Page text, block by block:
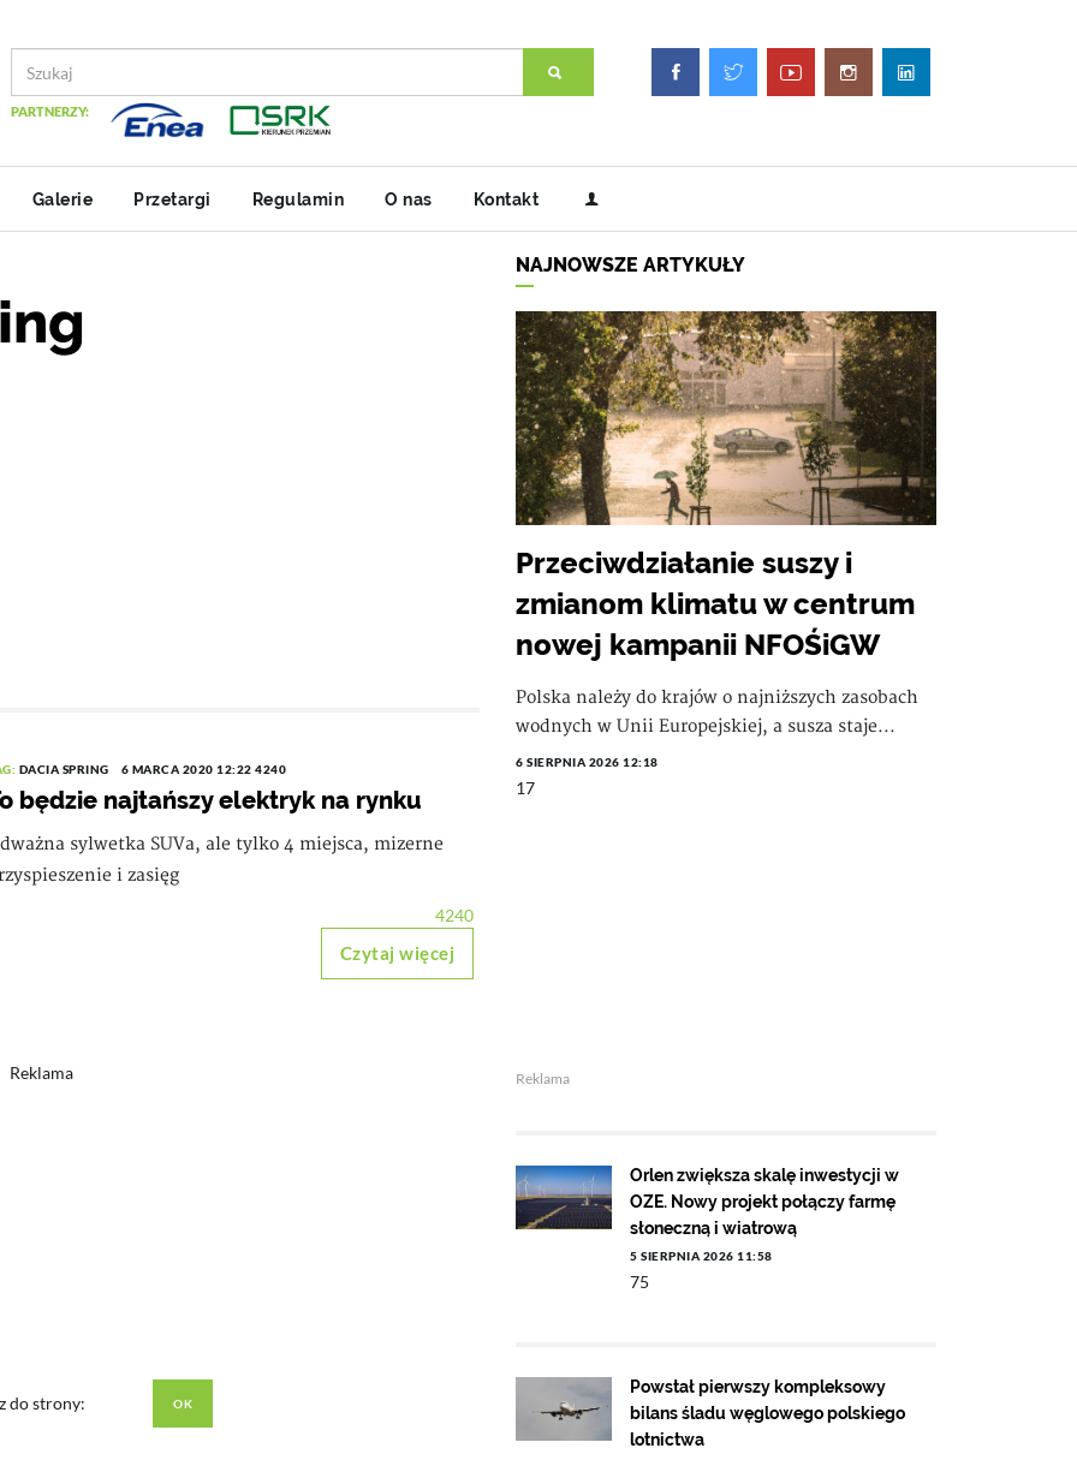
PARTNERZY:
Galerie Przetargi Regulamin O nas Kontakt
DACIA SPRING 6 MARCA 2020 12:22 4240
będzie najtańszy elektryk na rynku
sylwetka SUVa, ale tylko 4 miejsca, mizerne
i zasięg
4240
Czytaj więcej
Reklama
do strony:
NAJNOWSZE ARTYKUŁY
Przeciwdziałanie suszy i
zmianom klimatu w centrum
nowej kampanii NFOŚiGW
Polska należy do krajów o najniższych zasobach
wodnych w Unii Europejskiej, a susza staje...
6 SIERPNIA 2026 12:18
17
Reklama
Orlen zwiększa skalę inwestycji w
OZE. Nowy projekt połączy farmę
słoneczną i wiatrową
5 SIERPNIA 2026 11:58
75
Powstał pierwszy kompleksowy
bilans śladu węglowego polskiego
lotnictwa